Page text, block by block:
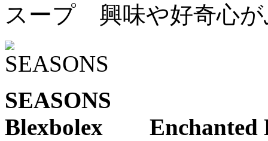
スープ 興味や好奇心
SEASONS
Blexbolex Enchanted